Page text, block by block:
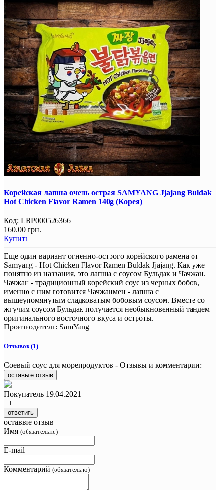
Корейская лапша очень острая SAMYANG Jjajang Buldak
Hot Chicken Flavor Ramen 140g (Корея)
Код: LBP000526366
160.00 грн.
Купить
Еще один вариант огненно-острого корейского рамена от
Samyang - Hot Chicken Flavor Ramen Buldak Jjajang​. Как уже
понятно из названия, это лапша с соусом Бульдак и Чачжан.
Чачжан - традиционный корейский соус из черных бобов,
именно с ним готовится Чачжанмен - лапша с
вышеупомянутым сладковатым бобовым соусом. Вместе со
жгучим соусом Бульдак получается необыкновенный тандем
оригинального восточного вкуса и остроты.
Производитель: SamYang
Отзывов (1)
Соевый соус для морепродуктов - Отзывы и комментарии:
оставьте отзыв
Покупатель 19.04.2021
+++
ответить
оставьте отзыв
Имя (обязательно)
E-mail
Комментарий (обязательно)